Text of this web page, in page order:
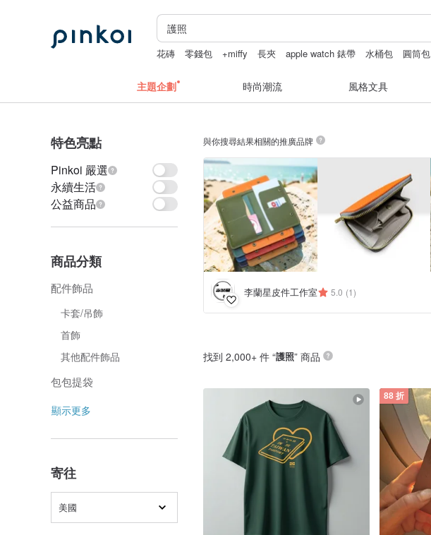
花磚 零錢包 +miffy 長夾 apple watch 錶帶 水桶包 圓筒包
主題企劃 時尚潮流 風格文具
特色亮點
Pinkoi 嚴選
永續生活
公益商品
商品分類
配件飾品
卡套/吊飾
首飾
其他配件飾品
包包提袋
顯示更多
寄往
美國
與你搜尋結果相關的推廣品牌
李蘭星皮件工作室 5.0 (1)
找到 2,000+ 件 “護照” 商品
88 折